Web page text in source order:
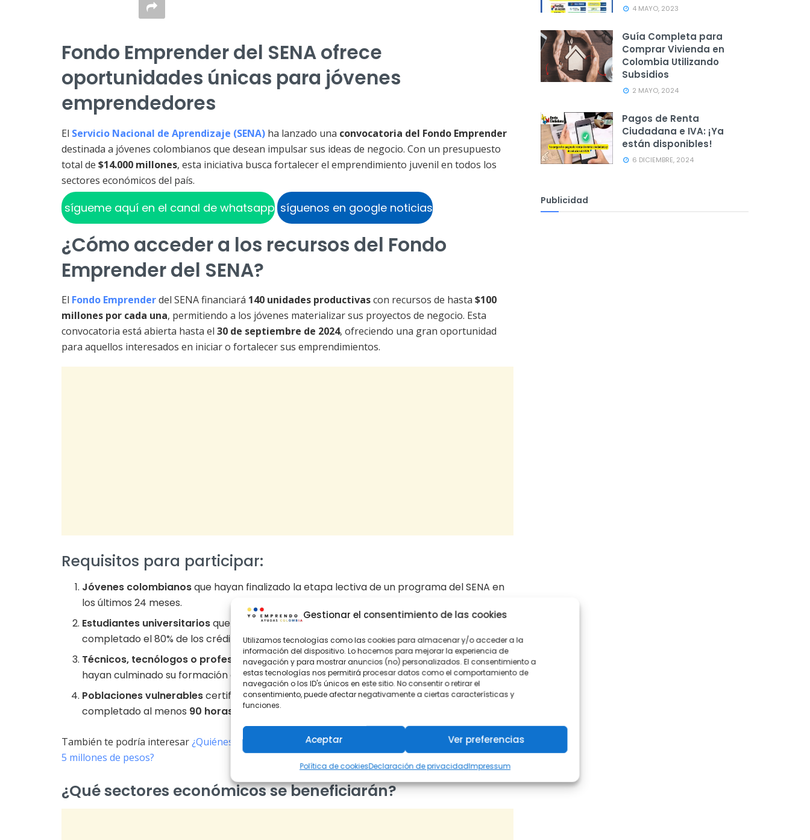
Gestionar el consentimiento de las cookies
Utilizamos tecnologías como las cookies para almacenar y/o acceder a la
información del dispositivo. Lo hacemos para mejorar la experiencia de
navegación y para mostrar anuncios (no) personalizados. El consentimiento a
estas tecnologías nos permitirá procesar datos como el comportamiento de
navegación o los ID's únicos en este sitio. No consentir o retirar el
consentimiento, puede afectar negativamente a ciertas características y
funciones.
Aceptar Ver preferencias
Política de cookiesDeclaración de privacidadImpressum
Fondo Emprender del SENA ofrece
oportunidades únicas para jóvenes
emprendedores
El Servicio Nacional de Aprendizaje (SENA) ha lanzado una convocatoria del Fondo Emprender
destinada a jóvenes colombianos que desean impulsar sus ideas de negocio. Con un presupuesto
total de $14.000 millones, esta iniciativa busca fortalecer el emprendimiento juvenil en todos los
sectores económicos del país.
sígueme aquí en el canal de whatsappsíguenos en google noticias
¿Cómo acceder a los recursos del Fondo
Emprender del SENA?
El Fondo Emprenderdel SENA financiará 140 unidades productivascon recursos de hasta $100
millones por cada una, permitiendo a los jóvenes materializar sus proyectos de negocio. Esta
convocatoria está abierta hasta el 30 de septiembre de 2024, ofreciendo una gran oportunidad
para aquellos interesados en iniciar o fortalecer sus emprendimientos.
Requisitos para participar:
Jóvenes colombianosque hayan finalizado la etapa lectiva de un programa del SENA en
los últimos 24 meses.
Estudiantes universitariosque se encuentren en los dos últimos semestres o que hayan
completado el 80% de los créditos académicos de su pregrado.
Técnicos, tecnólogos o profesionalesde instituciones nacionales o extranjeras que
hayan culminado su formación en los últimos dos años.
Poblaciones vulnerablescertificadas por autoridad competente, quienes hayan
completado al menos 90 horas de formación en cursos relacionados con su proyecto.
También te podría interesar¿Quiénes se pueden postular al subsidio para emprendedores de hasta
5 millones de pesos?
¿Qué sectores económicos se beneficiarán?
4 MAYO, 2023
Guía Completa para
Comprar Vivienda en
Colombia Utilizando
Subsidios
2 MAYO, 2024
Pagos de Renta
Ciudadana e IVA: ¡Ya
están disponibles!
6 DICIEMBRE, 2024
Publicidad